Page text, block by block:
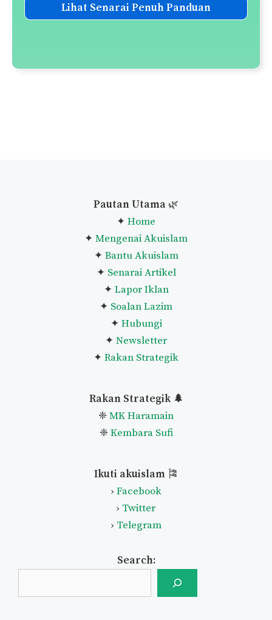
Lihat Senarai Penuh Panduan
Pautan Utama 🌿
✦ Home
✦ Mengenai Akuislam
✦ Bantu Akuislam
✦ Senarai Artikel
✦ Lapor Iklan
✦ Soalan Lazim
✦ Hubungi
✦ Newsletter
✦ Rakan Strategik
Rakan Strategik 🌲
❈MK Haramain
❈Kembara Sufi
Ikuti akuislam 🎏
› Facebook
› Twitter
› Telegram
Search: